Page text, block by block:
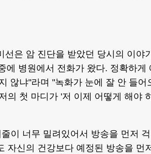
선은 암 진단을 받았던 당시의 이야
에 병원에서 전화가 왔다. 정확하게
않냐"라며 "녹화가 눈에 잘 안 들어
의 첫 마디가 '저 이제 어떻게 해야
이 너무 밀려있어서 방송을 먼저
자신의 건강보다 예정된 방송을 먼